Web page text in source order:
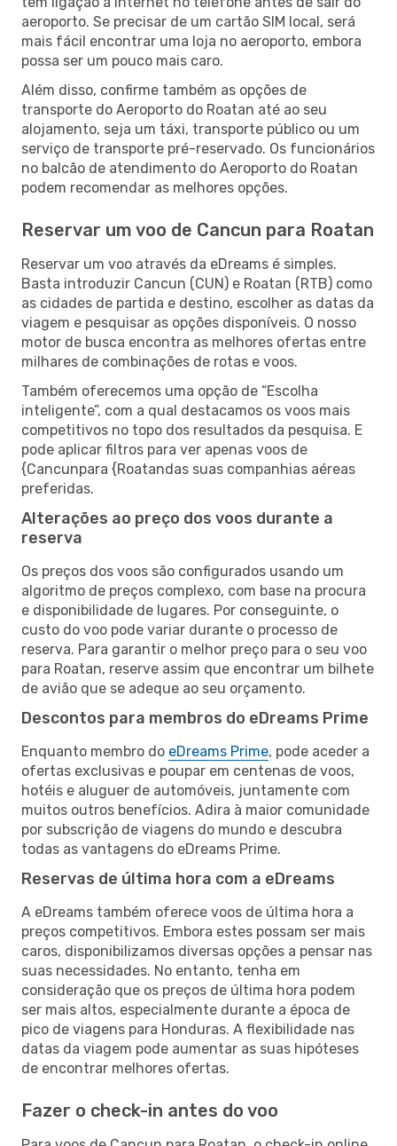
aeroporto. Se precisar de um cartão SIM local, será
mais fácil encontrar uma loja no aeroporto, embora
possa ser um pouco mais caro.
Além disso, confirme também as opções de
transporte do Aeroporto do Roatan até ao seu
alojamento, seja um táxi, transporte público ou um
serviço de transporte pré-reservado. Os funcionários
no balcão de atendimento do Aeroporto do Roatan
podem recomendar as melhores opções.
Reservar um voo de Cancun para Roatan
Reservar um voo através da eDreams é simples.
Basta introduzir Cancun (CUN) e Roatan (RTB) como
as cidades de partida e destino, escolher as datas da
viagem e pesquisar as opções disponíveis. O nosso
motor de busca encontra as melhores ofertas entre
milhares de combinações de rotas e voos.
Também oferecemos uma opção de “Escolha
inteligente”, com a qual destacamos os voos mais
competitivos no topo dos resultados da pesquisa. E
pode aplicar filtros para ver apenas voos de
{Cancunpara {Roatandas suas companhias aéreas
preferidas.
Alterações ao preço dos voos durante a
reserva
Os preços dos voos são configurados usando um
algoritmo de preços complexo, com base na procura
e disponibilidade de lugares. Por conseguinte, o
custo do voo pode variar durante o processo de
reserva. Para garantir o melhor preço para o seu voo
para Roatan, reserve assim que encontrar um bilhete
de avião que se adeque ao seu orçamento.
Descontos para membros do eDreams Prime
Enquanto membro do eDreams Prime, pode aceder a
ofertas exclusivas e poupar em centenas de voos,
hotéis e aluguer de automóveis, juntamente com
muitos outros benefícios. Adira à maior comunidade
por subscrição de viagens do mundo e descubra
todas as vantagens do eDreams Prime.
Reservas de última hora com a eDreams
A eDreams também oferece voos de última hora a
preços competitivos. Embora estes possam ser mais
caros, disponibilizamos diversas opções a pensar nas
suas necessidades. No entanto, tenha em
consideração que os preços de última hora podem
ser mais altos, especialmente durante a época de
pico de viagens para Honduras. A flexibilidade nas
datas da viagem pode aumentar as suas hipóteses
de encontrar melhores ofertas.
Fazer o check-in antes do voo